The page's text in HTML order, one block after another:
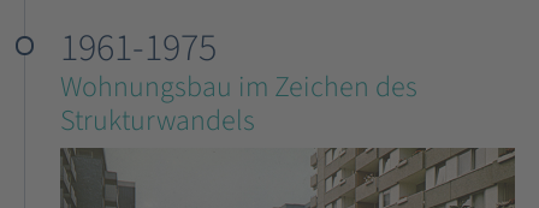
1961-1975
Wohnungsbau im Zeichen des
Strukturwandels